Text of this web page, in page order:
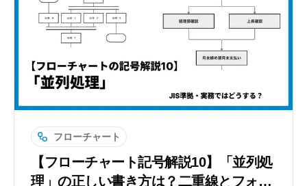
フローチャート
【フローチャート記号解説10】「並列処
理」の正しい書き方は？二重線とフォー